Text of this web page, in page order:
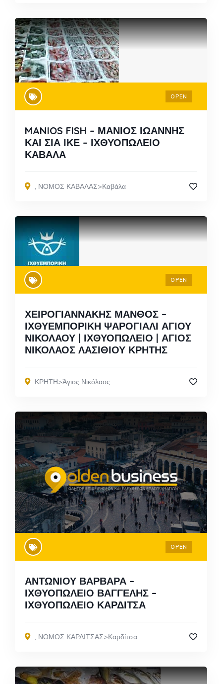
OPEN
MANIOS FISH – ΜΑΝΙΟΣ ΙΩΑΝΝΗΣ
ΚΑΙ ΣΙΑ ΙΚΕ – ΙΧΘΥΟΠΩΛΕΙΟ
ΚΑΒΑΛΑ
, ΝΟΜΟΣ ΚΑΒΑΛΑΣ>Καβάλα
OPEN
ΧΕΙΡΟΓΙΑΝΝΑΚΗΣ ΜΑΝΘΟΣ –
ΙΧΘΥΕΜΠΟΡΙΚΗ ΨΑΡΟΓΙΑΛΙ ΑΓΙΟΥ
ΝΙΚΟΛΑΟΥ | ΙΧΘΥΟΠΩΛΕΙΟ | ΑΓΙΟΣ
ΝΙΚΟΛΑΟΣ ΛΑΣΙΘΙΟΥ ΚΡΗΤΗΣ
ΚΡΗΤΗ>Άγιος Νικόλαος
OPEN
ΑΝΤΩΝΙΟΥ ΒΑΡΒΑΡΑ –
ΙΧΘΥΟΠΩΛΕΙΟ ΒΑΓΓΕΛΗΣ –
ΙΧΘΥΟΠΩΛΕΙΟ ΚΑΡΔΙΤΣΑ
, ΝΟΜΟΣ ΚΑΡΔΙΤΣΑΣ>Καρδίτσα